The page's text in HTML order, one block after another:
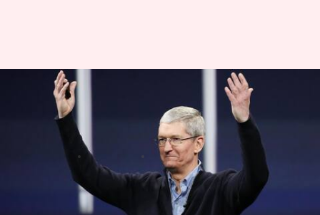
टिम कुक का फेसबुक पर तंज, बोले-
यूजर्स को ट्रैक करने से पहले परमिशन
प्राणेश तिवारी Dec 18, 2020 05:58 pm